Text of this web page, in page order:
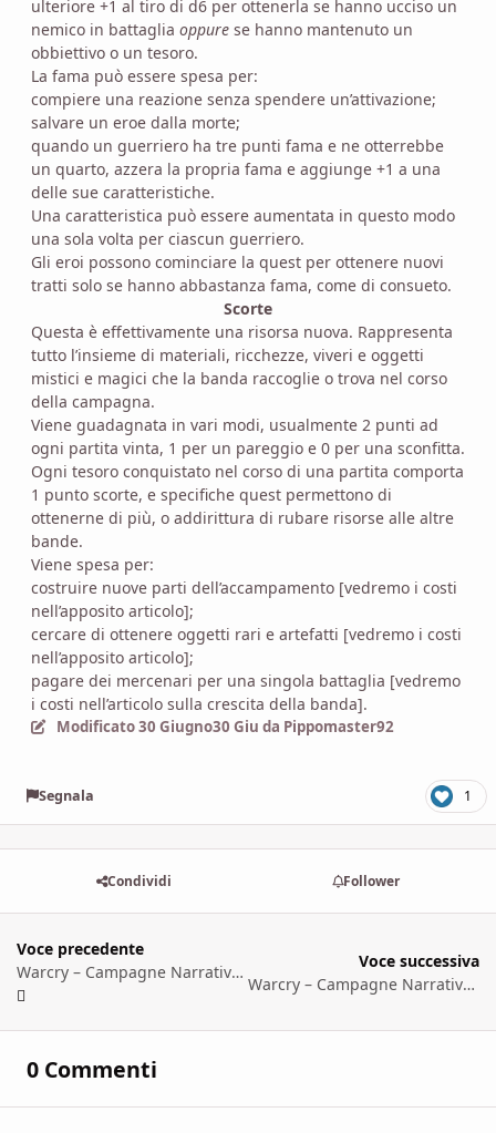
ulteriore +1 al tiro di d6 per ottenerla se hanno ucciso un
nemico in battaglia oppure se hanno mantenuto un
obbiettivo o un tesoro.
La fama può essere spesa per:
compiere una reazione senza spendere un’attivazione;
salvare un eroe dalla morte;
quando un guerriero ha tre punti fama e ne otterrebbe
un quarto, azzera la propria fama e aggiunge +1 a una
delle sue caratteristiche.
Una caratteristica può essere aumentata in questo modo
una sola volta per ciascun guerriero.
Gli eroi possono cominciare la quest per ottenere nuovi
tratti solo se hanno abbastanza fama, come di consueto.
Scorte
Questa è effettivamente una risorsa nuova. Rappresenta
tutto l’insieme di materiali, ricchezze, viveri e oggetti
mistici e magici che la banda raccoglie o trova nel corso
della campagna.
Viene guadagnata in vari modi, usualmente 2 punti ad
ogni partita vinta, 1 per un pareggio e 0 per una sconfitta.
Ogni tesoro conquistato nel corso di una partita comporta
1 punto scorte, e specifiche quest permettono di
ottenerne di più, o addirittura di rubare risorse alle altre
bande.
Viene spesa per:
costruire nuove parti dell’accampamento [vedremo i costi
nell’apposito articolo];
cercare di ottenere oggetti rari e artefatti [vedremo i costi
nell’apposito articolo];
pagare dei mercenari per una singola battaglia [vedremo
i costi nell’articolo sulla crescita della banda].
Modificato30 Giugno30 Giu da Pippomaster92
Segnala 1
Condividi Follower
Voce precedente
Warcry – Campagne Narrative 2 – La Mappa e il Territorio
Voce successiva
Warcry – Campagne Narrative 4 – Crescita della Banda
0 Commenti